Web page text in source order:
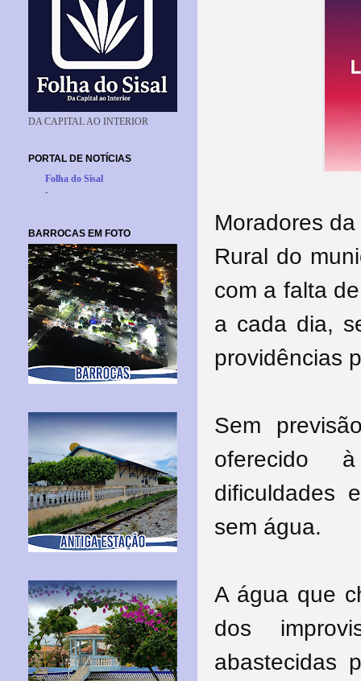
Moradores
Rural do
com a falta
a cada dia,
providências
Sem
oferecido
dificuldades
sem água.
A água que
dos
abastecidas
DA CAPITAL AO INTERIOR
PORTAL DE NOTÍCIAS
Folha do Sisal
-
BARROCAS EM FOTO